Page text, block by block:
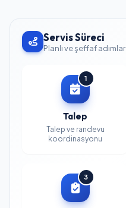
Servis Süreci
Planlı ve şeffaf adımlar
1
Talep
Talep ve randevu
koordinasyonu
3